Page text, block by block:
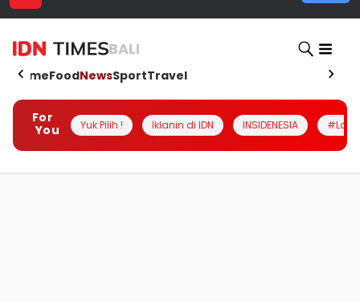
BALI
HomeFoodNewsSportTravel
For
You
Yuk Pilih ! Iklanin di IDN INSIDENESIA